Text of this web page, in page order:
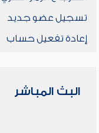
تسجيل عضو جديد
إعادة تفعيل حساب
البث المباشر